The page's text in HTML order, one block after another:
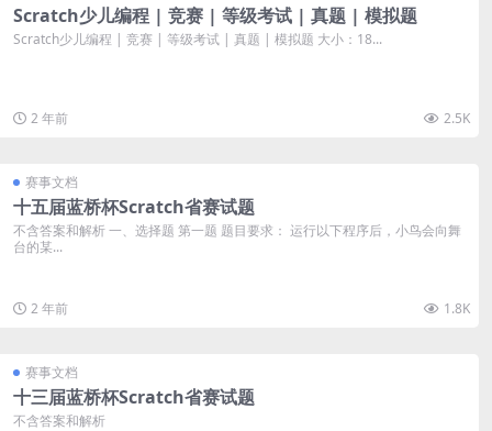
Scratch少儿编程 | 竞赛 | 等级考试 | 真题 | 模拟题
Scratch少儿编程 | 竞赛 | 等级考试 | 真题 | 模拟题 大小：18...
2 年前 2.5K
赛事文档
十五届蓝桥杯Scratch省赛试题
不含答案和解析 一、选择题 第一题 题目要求： 运行以下程序后，小鸟会向舞
台的某...
2 年前 1.8K
赛事文档
十三届蓝桥杯Scratch省赛试题
不含答案和解析